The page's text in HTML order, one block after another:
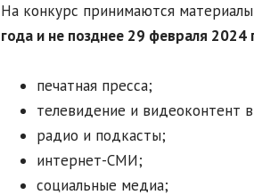
На конкурс принимаются
года и не позднее 29 февраля
печатная пресса;
телевидение и видеоконтент
радио и подкасты;
интернет-СМИ;
социальные медиа;